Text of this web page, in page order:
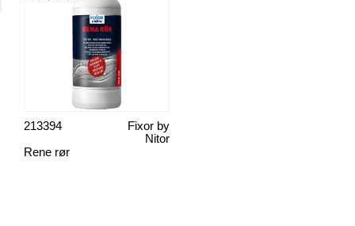
Rene rør
Fixor by
Nitor
213394